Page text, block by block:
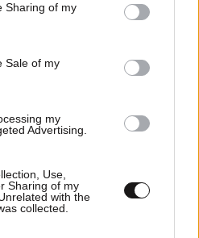
behaviour. You may click to
and its third-party tags to
purposes in below Google
Sharing of my
Sale of my
my
Advertising.
Use,
Sharing of my
with the
collected.